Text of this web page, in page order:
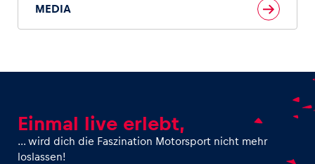
MEDIA
Einmal live erlebt,
… wird dich die Faszination Motorsport nicht mehr
loslassen!